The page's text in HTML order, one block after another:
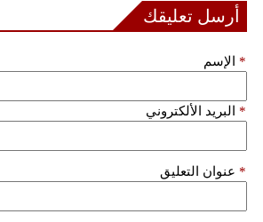
أرسل تعليقك
الإسم *
البريد الألكتروني *
عنوان التعليق *